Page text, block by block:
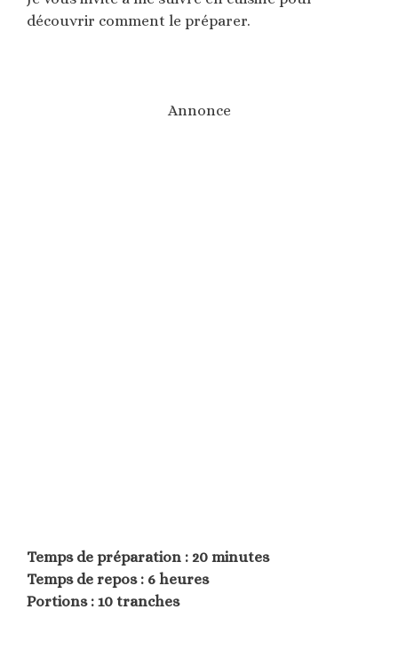
découvrir comment le préparer.
Annonce
Temps de préparation : 20 minutes
Temps de repos : 6 heures
Portions : 10 tranches